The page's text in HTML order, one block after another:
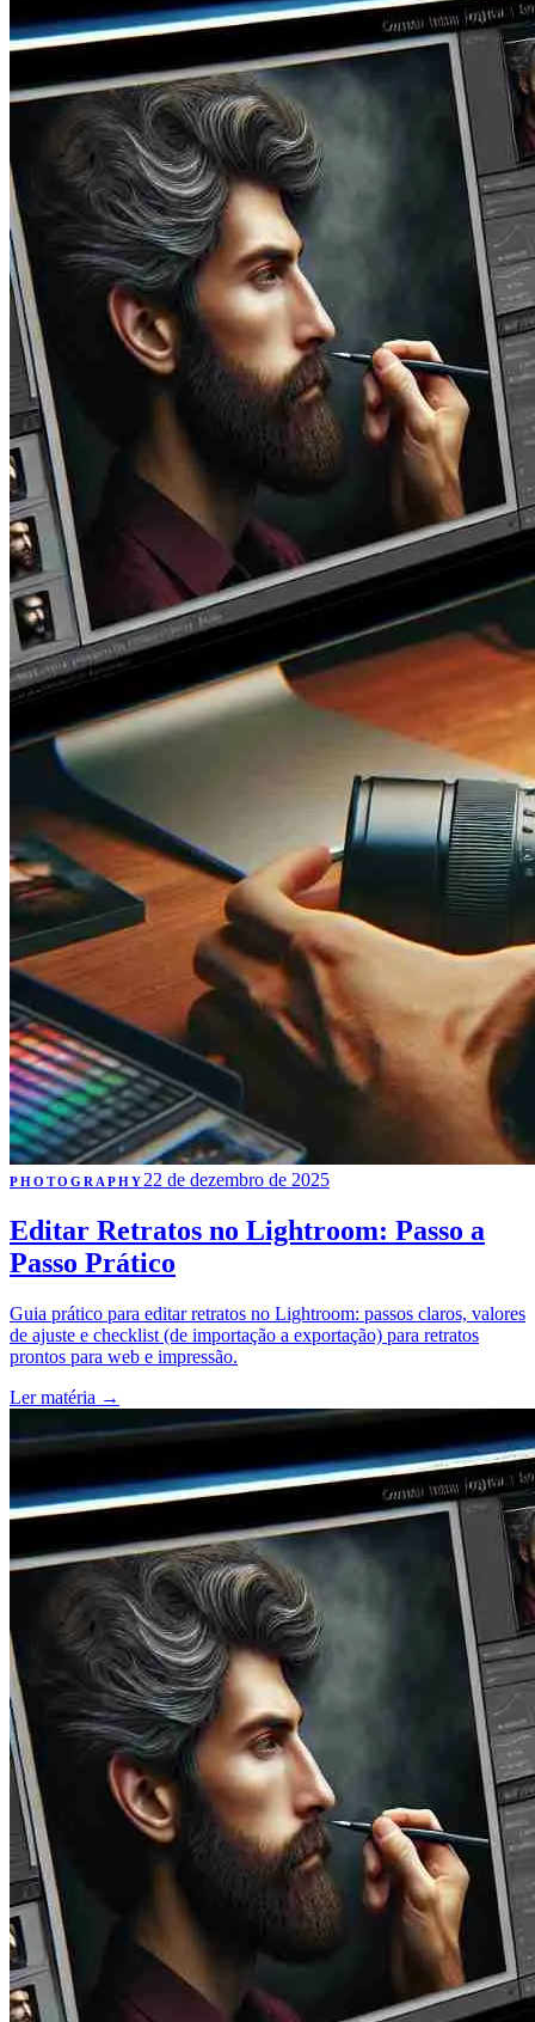
PHOTOGRAPHY 22 de dezembro de 2025
Editar Retratos no Lightroom: Passo a
Passo Prático
Guia prático para editar retratos no Lightroom: passos claros, valores
de ajuste e checklist (de importação a exportação) para retratos
prontos para web e impressão.
Ler matéria →